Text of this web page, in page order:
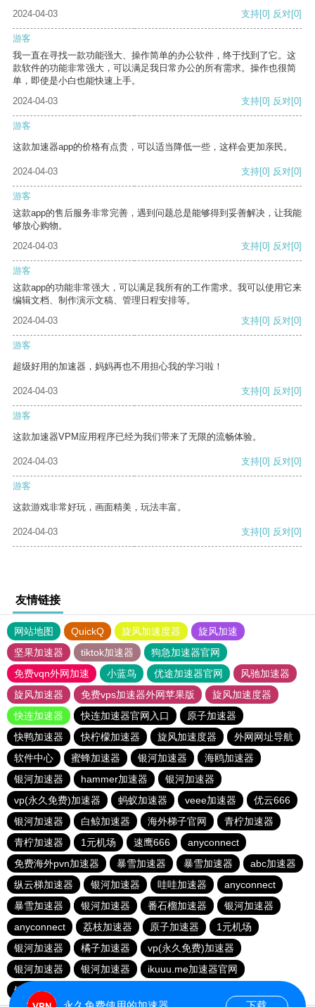
2024-04-03
支持[0] 反对[0]
游客
我一直在寻找一款功能强大、操作简单的办公软件，终于找到了它。这
款软件的功能非常强大，可以满足我日常办公的所有需求。操作也很简
单，即使是小白也能快速上手。
2024-04-03
支持[0] 反对[0]
游客
这款加速器app的价格有点贵，可以适当降低一些，这样会更加亲民。
2024-04-03 支持[0] 反对[0]
游客
这款app的售后服务非常完善，遇到问题总是能够得到妥善解决，让我能
够放心购物。
2024-04-03
支持[0] 反对[0]
游客
这款app的功能非常强大，可以满足我所有的工作需求。我可以使用它来
编辑文档、制作演示文稿、管理日程安排等。
2024-04-03
支持[0] 反对[0]
游客
超级好用的加速器，妈妈再也不用担心我的学习啦！
2024-04-03 支持[0] 反对[0]
游客
这款加速器VPM应用程序已经为我们带来了无限的流畅体验。
2024-04-03 支持[0] 反对[0]
游客
这款游戏非常好玩，画面精美，玩法丰富。
2024-04-03 支持[0] 反对[0]
友情链接
网站地图 QuickQ 旋风加速度器
旋风加速
坚果加速器
tiktok加速器
狗急加速器官网
免费vqn外网加速
小蓝鸟 优途加速器官网
风驰加速器
旋风加速器
免费vps加速器外网苹果版
旋风加速度器
快连加速器
快连加速器官网入口
原子加速器
快鸭加速器
快柠檬加速器 旋风加速度器
外网网址导航
软件中心
蜜蜂加速器 银河加速器
海鸥加速器
银河加速器
hammer加速器
银河加速器
vp(永久免费)加速器
蚂蚁加速器 veee加速器
优云666
银河加速器
白鲸加速器 海外梯子官网
青柠加速器
青柠加速器
1元机场 速鹰666
anyconnect
免费海外pvn加速器
暴雪加速器 暴雪加速器
abc加速器
纵云梯加速器
银河加速器 哇哇加速器
anyconnect
暴雪加速器
银河加速器 番石榴加速器
银河加速器
anyconnect
荔枝加速器 原子加速器
1元机场
银河加速器
橘子加速器
vp(永久免费)加速器
银河加速器
银河加速器
ikuuu.me加速器官网
银河加速器